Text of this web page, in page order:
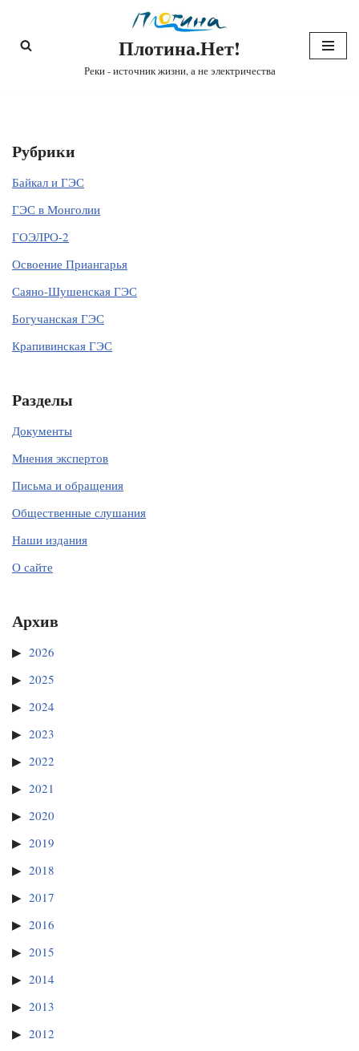
Перейти
Плотина.Нет!
Реки - источник жизни, а не электричества
Рубрики
Байкал и ГЭС
ГЭС в Монголии
ГОЭЛРО-2
Освоение Приангарья
Саяно-Шушенская ГЭС
Богучанская ГЭС
Крапивинская ГЭС
Разделы
Документы
Мнения экспертов
Письма и обращения
Общественные слушания
Наши издания
О сайте
Архив
2026
2025
2024
2023
2022
2021
2020
2019
2018
2017
2016
2015
2014
2013
2012